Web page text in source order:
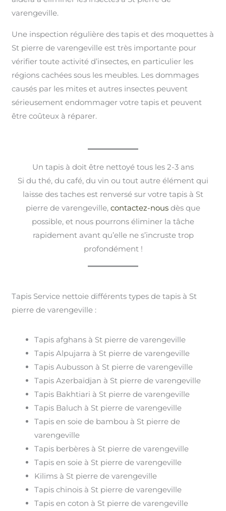
varengeville.
Une inspection régulière des tapis et des moquettes à
St pierre de varengeville est très importante pour
vérifier toute activité d’insectes, en particulier les
régions cachées sous les meubles. Les dommages
causés par les mites et autres insectes peuvent
sérieusement endommager votre tapis et peuvent
être coûteux à réparer.
Un tapis à doit être nettoyé tous les 2-3 ans
Si du thé, du café, du vin ou tout autre élément qui
laisse des taches est renversé sur votre tapis à St
pierre de varengeville, contactez-nous dès que
possible, et nous pourrons éliminer la tâche
rapidement avant qu’elle ne s’incruste trop
profondément !
Tapis Service nettoie différents types de tapis à St
pierre de varengeville :
Tapis afghans à St pierre de varengeville
Tapis Alpujarra à St pierre de varengeville
Tapis Aubusson à St pierre de varengeville
Tapis Azerbaïdjan à St pierre de varengeville
Tapis Bakhtiari à St pierre de varengeville
Tapis Baluch à St pierre de varengeville
Tapis en soie de bambou à St pierre de
varengeville
Tapis berbères à St pierre de varengeville
Tapis en soie à St pierre de varengeville
Kilims à St pierre de varengeville
Tapis chinois à St pierre de varengeville
Tapis en coton à St pierre de varengeville